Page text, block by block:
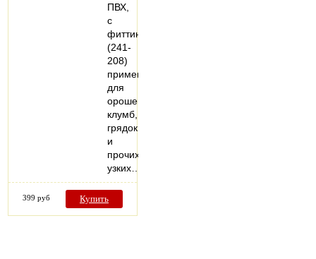
ПВХ,
с
фиттингами
(241-
208)
применяется
для
орошения
клумб,
грядок
и
прочих
узких…
399 руб Купить